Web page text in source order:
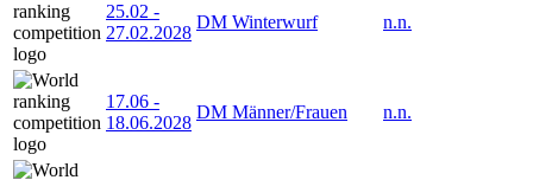
25.02 -
27.02.2028
DM Winterwurf n.n.
17.06 -
18.06.2028
DM Männer/Frauen n.n.